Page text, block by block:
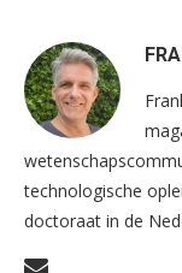
technologische
doctoraat in de